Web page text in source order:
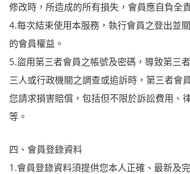
修改時，所造成的所有損失，會員應自負全
4.每次結束使用本服務，執行會員之登出並
的會員權益。
5.盜用第三者會員之帳號及密碼，導致第三
三人或行政機關之調查或追訴時，第三者會
您請求損害賠償，包括但不限於訴訟費用、
等。
四、會員登錄資料
1.會員登錄資料須提供您本人正確、最新及